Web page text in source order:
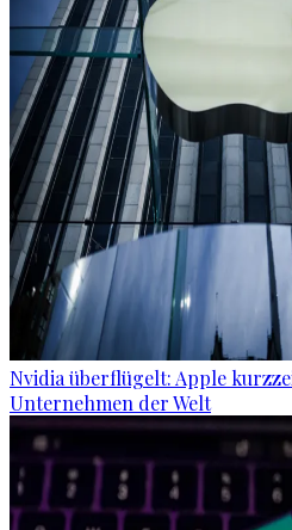
Nvidia überflügelt: Apple
Unternehmen der Welt